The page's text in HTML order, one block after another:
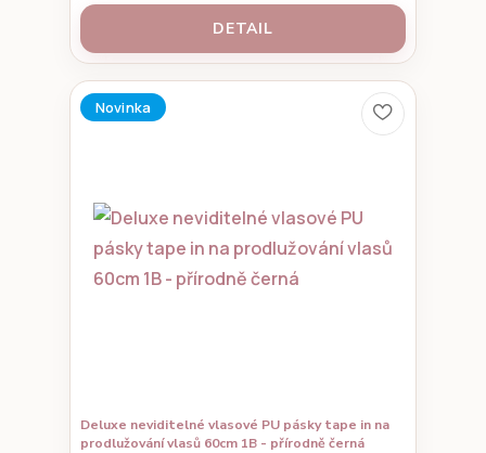
DETAIL
Novinka
Deluxe neviditelné vlasové PU pásky tape in na
prodlužování vlasů 60cm 1B - přírodně černá